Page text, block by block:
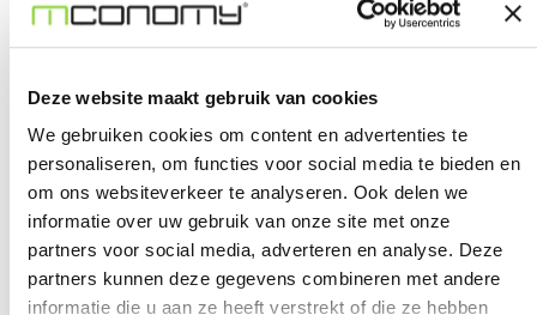
Deze website maakt gebruik van cookies
We gebruiken cookies om content en advertenties te
personaliseren, om functies voor social media te bieden en
om ons websiteverkeer te analyseren. Ook delen we
informatie over uw gebruik van onze site met onze
partners voor social media, adverteren en analyse. Deze
partners kunnen deze gegevens combineren met andere
informatie die u aan ze heeft verstrekt of die ze hebben
Bestel nu